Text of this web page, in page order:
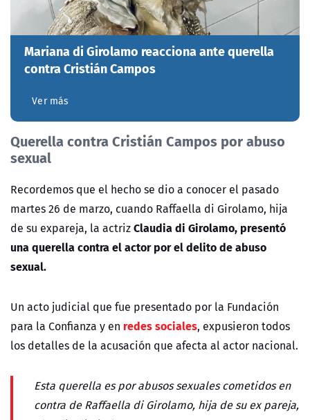
Mariana di Girolamo reacciona ante querella
contra Cristián Campos
Ver más
Querella contra Cristián Campos por abuso
sexual
Recordemos que el hecho se dio a conocer el pasado
martes 26 de marzo, cuando Raffaella di Girolamo, hija
de su expareja, la actrizClaudia di Girolamo, presentó
una querella contra el actor por el delito de abuso
sexual.
Un acto judicial que fue presentado por la Fundación
para la Confianza y en redes sociales, expusieron todos
los detalles de la acusación que afecta al actor nacional.
Esta querella es por abusos sexuales cometidos en
contra de Raffaella di Girolamo, hija de su ex pareja,